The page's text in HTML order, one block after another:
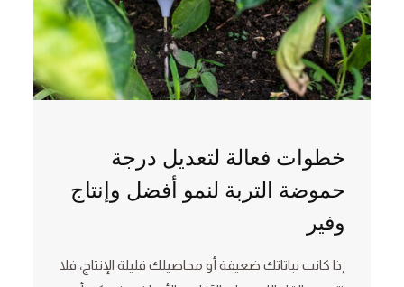
خطوات فعالة لتعديل درجة
حموضة التربة لنمو أفضل وإنتاج
وفير
إذا كانت نباتاتك ضعيفة أو محاصيلك قليلة الإنتاج، فلا